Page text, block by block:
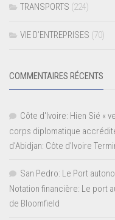
TRANSPORTS (224)
VIE D’ENTREPRISES (70)
COMMENTAIRES RÉCENTS
Côte d'Ivoire: Hien Sié «
corps diplomatique
d’Abidjan: Côte d’Ivoire
San Pedro: Le Port
Notation financière: Le port
de Bloomfield